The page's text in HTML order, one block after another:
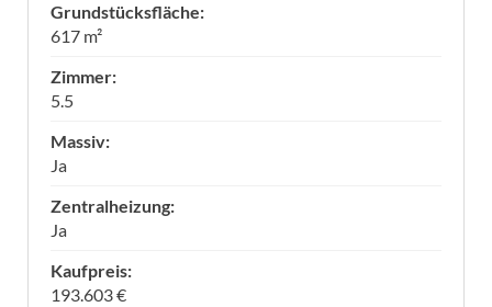
Grundstücksfläche:
617 m²
Zimmer:
5.5
Massiv:
Ja
Zentralheizung:
Ja
Kaufpreis:
193.603 €